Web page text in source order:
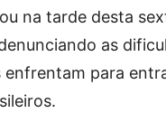
na tarde desta
as
enfrentam para